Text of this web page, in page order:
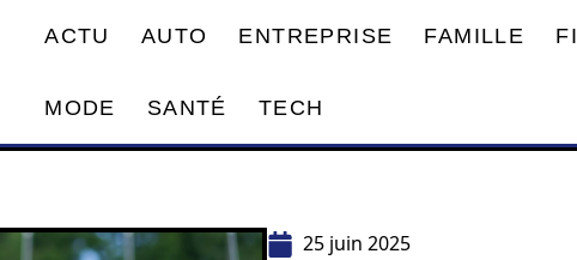
ACTU AUTO ENTREPRISE FAMILLE
MODE SANTÉ TECH
25 juin 2025